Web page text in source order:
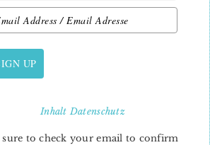
UP
InhaltDatenschutz
sure to check your email to confirm